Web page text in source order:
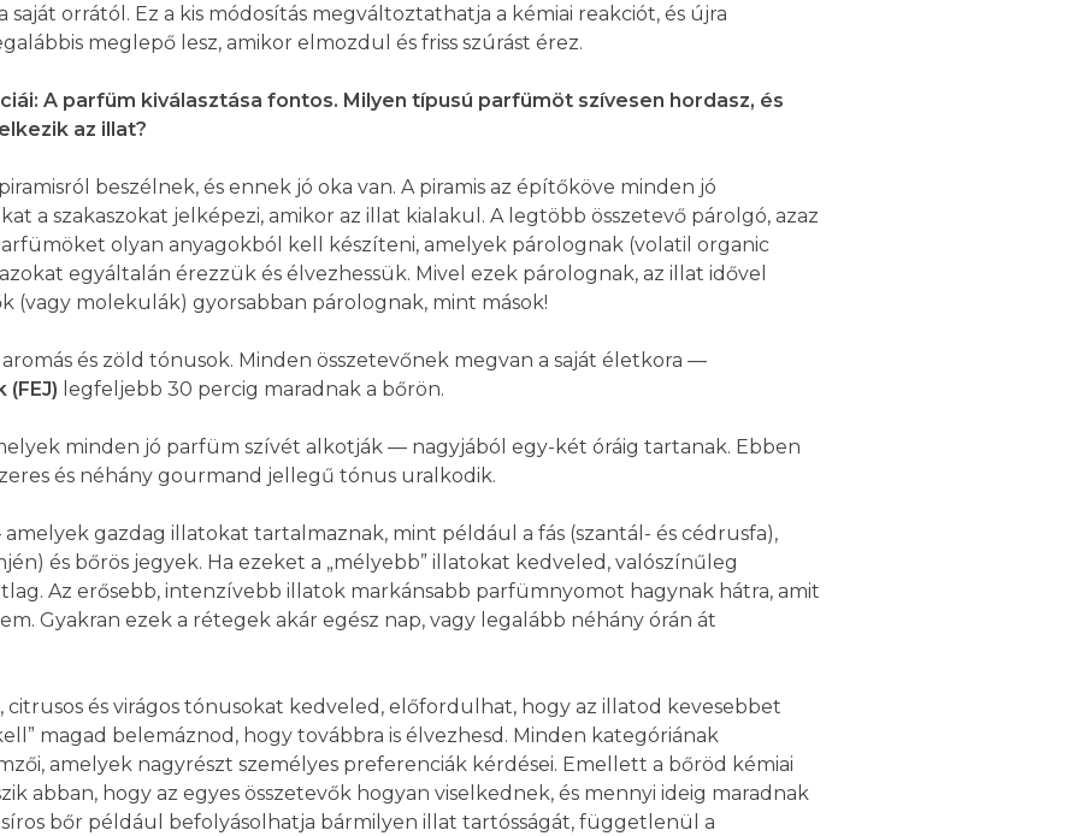
orrától. Ez a kis módosítás megváltoztathatja a kémiai reakciót, és újra
meglepő lesz, amikor elmozdul és friss szúrást érez.
A parfüm kiválasztása fontos. Milyen típusú parfümöt szívesen hordasz, és
az illat?
beszélnek, és ennek jó oka van. A piramis az építőköve minden jó
a szakaszokat jelképezi, amikor az illat kialakul. A legtöbb összetevő párolgó, azaz
olyan anyagokból kell készíteni, amelyek párolognak (volatil organic
egyáltalán érezzük és élvezhessük. Mivel ezek párolognak, az illat idővel
(vagy molekulák) gyorsabban párolognak, mint mások!
és zöld tónusok. Minden összetevőnek megvan a saját életkora —
legfeljebb 30 percig maradnak a bőrön.
minden jó parfüm szívét alkotják — nagyjából egy-két óráig tartanak. Ebben
és néhány gourmand jellegű tónus uralkodik.
gazdag illatokat tartalmaznak, mint például a fás (szantál- és cédrusfa),
és bőrös jegyek. Ha ezeket a „mélyebb” illatokat kedveled, valószínűleg
Az erősebb, intenzívebb illatok markánsabb parfümnyomot hagynak hátra, amit
Gyakran ezek a rétegek akár egész nap, vagy legalább néhány órán át
citrusos és virágos tónusokat kedveled, előfordulhat, hogy az illatod kevesebbet
magad belemáznod, hogy továbbra is élvezhesd. Minden kategóriának
amelyek nagyrészt személyes preferenciák kérdései. Emellett a bőröd kémiai
abban, hogy az egyes összetevők hogyan viselkednek, és mennyi ideig maradnak
bőr például befolyásolhatja bármilyen illat tartósságát, függetlenül a